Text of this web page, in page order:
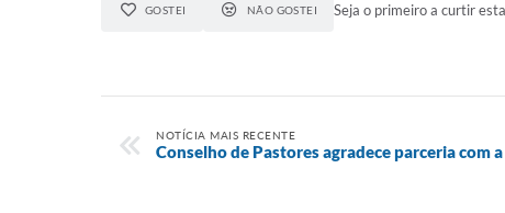
GOSTEI NÃO GOSTEI Seja o primeiro a curtir
NOTÍCIA MAIS RECENTE
Conselho de Pastores agradece parceria com